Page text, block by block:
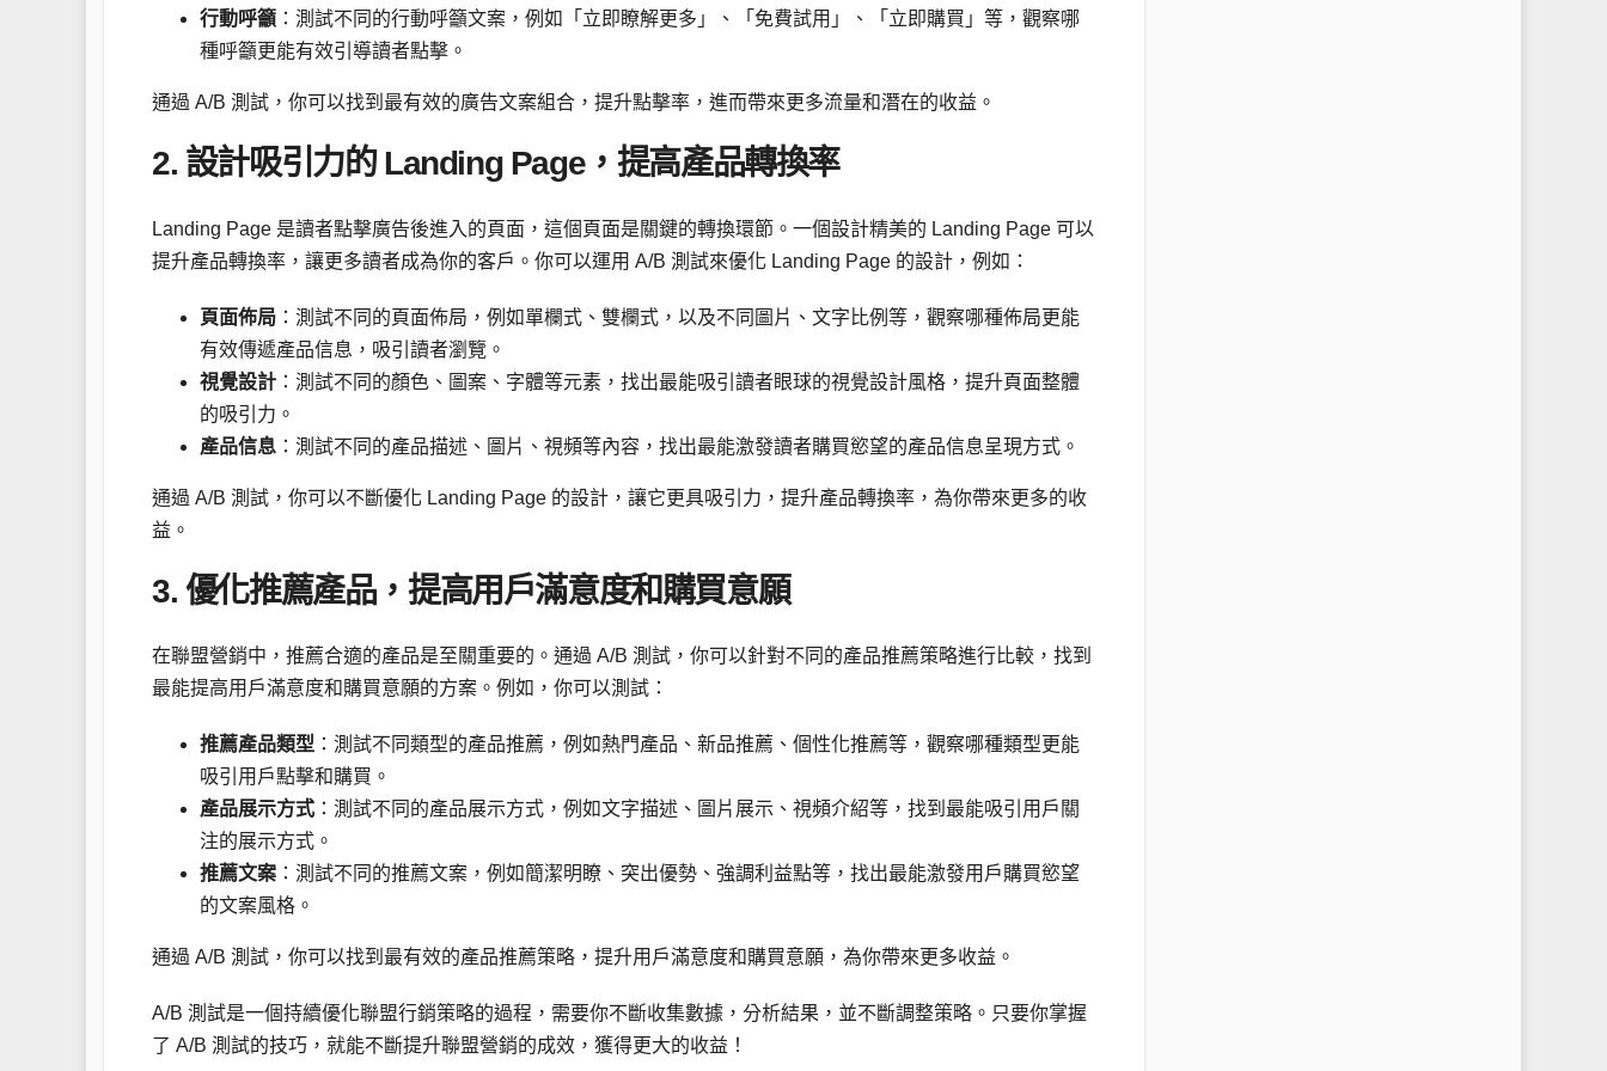
行動呼籲 ：測試不同的行動呼籲文案，例如「立即瞭解更多」、「免費試用」、「立即購買」等，觀察哪
種呼籲更能有效引導讀者點擊。
通過 A/B 測試，你可以找到最有效的廣告文案組合，提升點擊率，進而帶來更多流量和潛在的收益。
2. 設計吸引力的 Landing Page，提高產品轉換率
Landing Page 是讀者點擊廣告後進入的頁面，這個頁面是關鍵的轉換環節。一個設計精美的 Landing Page 可以
提升產品轉換率，讓更多讀者成為你的客戶。你可以運用 A/B 測試來優化 Landing Page 的設計，例如：
頁面佈局 ：測試不同的頁面佈局，例如單欄式、雙欄式，以及不同圖片、文字比例等，觀察哪種佈局更能
有效傳遞產品信息，吸引讀者瀏覽。
視覺設計 ：測試不同的顏色、圖案、字體等元素，找出最能吸引讀者眼球的視覺設計風格，提升頁面整體
的吸引力。
產品信息 ：測試不同的產品描述、圖片、視頻等內容，找出最能激發讀者購買慾望的產品信息呈現方式。
通過 A/B 測試，你可以不斷優化 Landing Page 的設計，讓它更具吸引力，提升產品轉換率，為你帶來更多的收
益。
3. 優化推薦產品，提高用戶滿意度和購買意願
在聯盟營銷中，推薦合適的產品是至關重要的。通過 A/B 測試，你可以針對不同的產品推薦策略進行比較，找到
最能提高用戶滿意度和購買意願的方案。例如，你可以測試：
推薦產品類型 ：測試不同類型的產品推薦，例如熱門產品、新品推薦、個性化推薦等，觀察哪種類型更能
吸引用戶點擊和購買。
產品展示方式 ：測試不同的產品展示方式，例如文字描述、圖片展示、視頻介紹等，找到最能吸引用戶關
注的展示方式。
推薦文案 ：測試不同的推薦文案，例如簡潔明瞭、突出優勢、強調利益點等，找出最能激發用戶購買慾望
的文案風格。
通過 A/B 測試，你可以找到最有效的產品推薦策略，提升用戶滿意度和購買意願，為你帶來更多收益。
A/B 測試是一個持續優化聯盟行銷策略的過程，需要你不斷收集數據，分析結果，並不斷調整策略。只要你掌握
了 A/B 測試的技巧，就能不斷提升聯盟營銷的成效，獲得更大的收益！